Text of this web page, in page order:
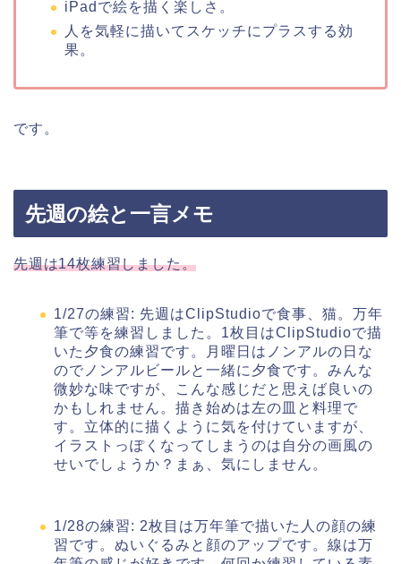
iPadで絵を描く楽しさ。
人を気軽に描いてスケッチにプラスする効
果。
です。
先週の絵と一言メモ
先週は14枚練習しました。
1/27の練習: 先週はClipStudioで食事、猫。万年
筆で等を練習しました。1枚目はClipStudioで描
いた夕食の練習です。月曜日はノンアルの日な
のでノンアルビールと一緒に夕食です。みんな
微妙な味ですが、こんな感じだと思えば良いの
かもしれません。描き始めは左の皿と料理で
す。立体的に描くように気を付けていますが、
イラストっぽくなってしまうのは自分の画風の
せいでしょうか？まぁ、気にしません。
1/28の練習: 2枚目は万年筆で描いた人の顔の練
習です。ぬいぐるみと顔のアップです。線は万